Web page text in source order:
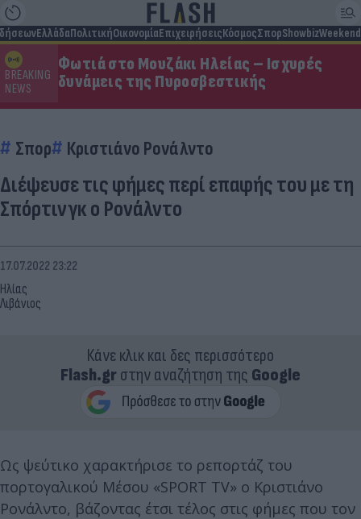
ΕλλάδαΠολιτικήΟικονομίαΕπιχειρήσειςΚόσμοςΣπορShowbizWeekend
BREAKING
NEWS
Φωτιά στο Μουζάκι Ηλείας – Ισχυρές
δυνάμεις της Πυροσβεστικής
Σπορ Κριστιάνο Ρονάλντο
Διέψευσε τις φήμες περί επαφής του με τη
Σπόρτινγκ ο Ρονάλντο
Ηλίας
Λιβάνιος
17.07.2022 23:22
Κάνε κλικ και δες περισσότερο
Flash.grστην αναζήτηση της Google
Ως ψεύτικο χαρακτήρισε το ρεπορτάζ του
πορτογαλικού Μέσου «SPORT TV» ο Κριστιάνο
Ρονάλντο, βάζοντας έτσι τέλος στις φήμες που τον